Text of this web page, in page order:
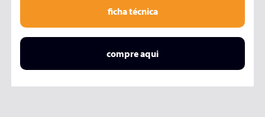
ficha técnica
compre aqui